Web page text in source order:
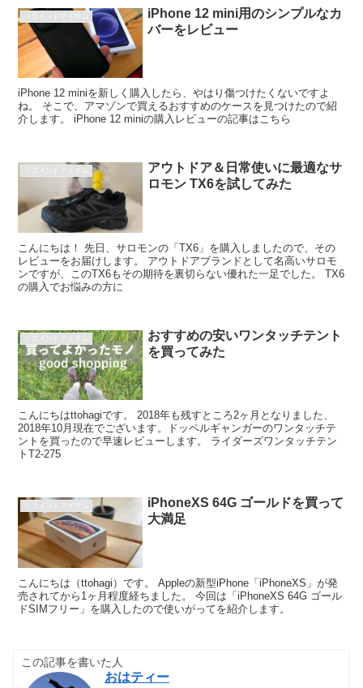
リコメンドアイテム
iPhone 12 mini用のシンプルなカ
バーをレビュー
iPhone 12 miniを新しく購入したら、やはり傷つけたくないですよ
ね。 そこで、アマゾンで買えるおすすめのケースを見つけたので紹
介します。 iPhone 12 miniの購入レビューの記事はこちら
リコメンドアイテム
アウトドア＆日常使いに最適なサ
ロモン TX6を試してみた
こんにちは！ 先日、サロモンの「TX6」を購入しましたので、その
レビューをお届けします。 アウトドアブランドとして名高いサロモ
ンですが、このTX6もその期待を裏切らない優れた一足でした。 TX6
の購入でお悩みの方に
リコメンドアイテム
おすすめの安いワンタッチテント
を買ってみた
こんにちはttohagiです。 2018年も残すところ2ヶ月となりました、
2018年10月現在でございます。ドッペルギャンガーのワンタッチテ
ントを買ったので早速レビューします。 ライダーズワンタッチテン
トT2-275
リコメンドアイテム
iPhoneXS 64G ゴールドを買って
大満足
こんにちは（ttohagi）です。 Appleの新型iPhone「iPhoneXS」が発
売されてから1ヶ月程度経ちました。 今回は「iPhoneXS 64G ゴール
ドSIMフリー」を購入したので使いがってを紹介します。
この記事を書いた人
おはティー